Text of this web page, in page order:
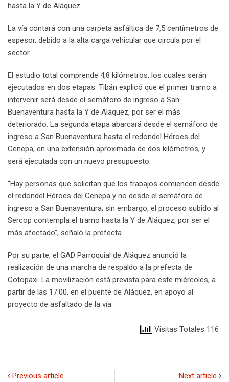
hasta la Y de Aláquez.
La vía contará con una carpeta asfáltica de 7,5 centímetros de
espesor, debido a la alta carga vehicular que circula por el
sector.
El estudio total comprende 4,8 kilómetros, los cuales serán
ejecutados en dos etapas. Tibán explicó que el primer tramo a
intervenir será desde el semáforo de ingreso a San
Buenaventura hasta la Y de Aláquez, por ser el más
deteriorado. La segunda etapa abarcará desde el semáforo de
ingreso a San Buenaventura hasta el redondel Héroes del
Cenepa, en una extensión aproximada de dos kilómetros, y
será ejecutada con un nuevo presupuesto.
“Hay personas que solicitan que los trabajos comiencen desde
el redondel Héroes del Cenepa y no desde el semáforo de
ingreso a San Buenaventura; sin embargo, el proceso subido al
Sercop contempla el tramo hasta la Y de Aláquez, por ser el
más afectado”, señaló la prefecta.
Por su parte, el GAD Parroquial de Aláquez anunció la
realización de una marcha de respaldo a la prefecta de
Cotopaxi. La movilización está prevista para este miércoles, a
partir de las 17:00, en el puente de Aláquez, en apoyo al
proyecto de asfaltado de la vía.
Visitas Totales 116
Previous article Next article